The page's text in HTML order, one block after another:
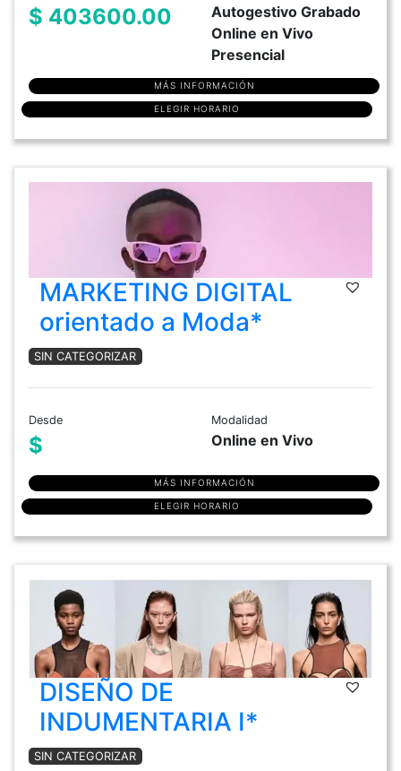
$ 403600.00
Autogestivo Grabado
Online en Vivo
Presencial
MÁS INFORMACIÓN
ELEGIR HORARIO
MARKETING DIGITAL
orientado a Moda*
SIN CATEGORIZAR
Desde
$
Modalidad
Online en Vivo
MÁS INFORMACIÓN
ELEGIR HORARIO
DISEÑO DE
INDUMENTARIA I*
SIN CATEGORIZAR